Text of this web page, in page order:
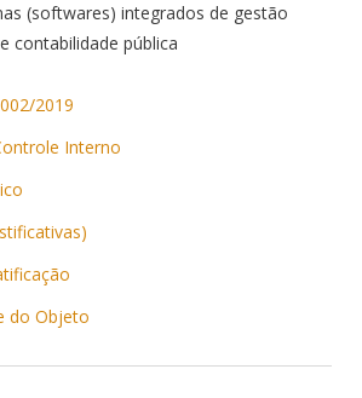
(softwares) integrados de gestão
contabilidade pública
2019
Interno
do Objeto